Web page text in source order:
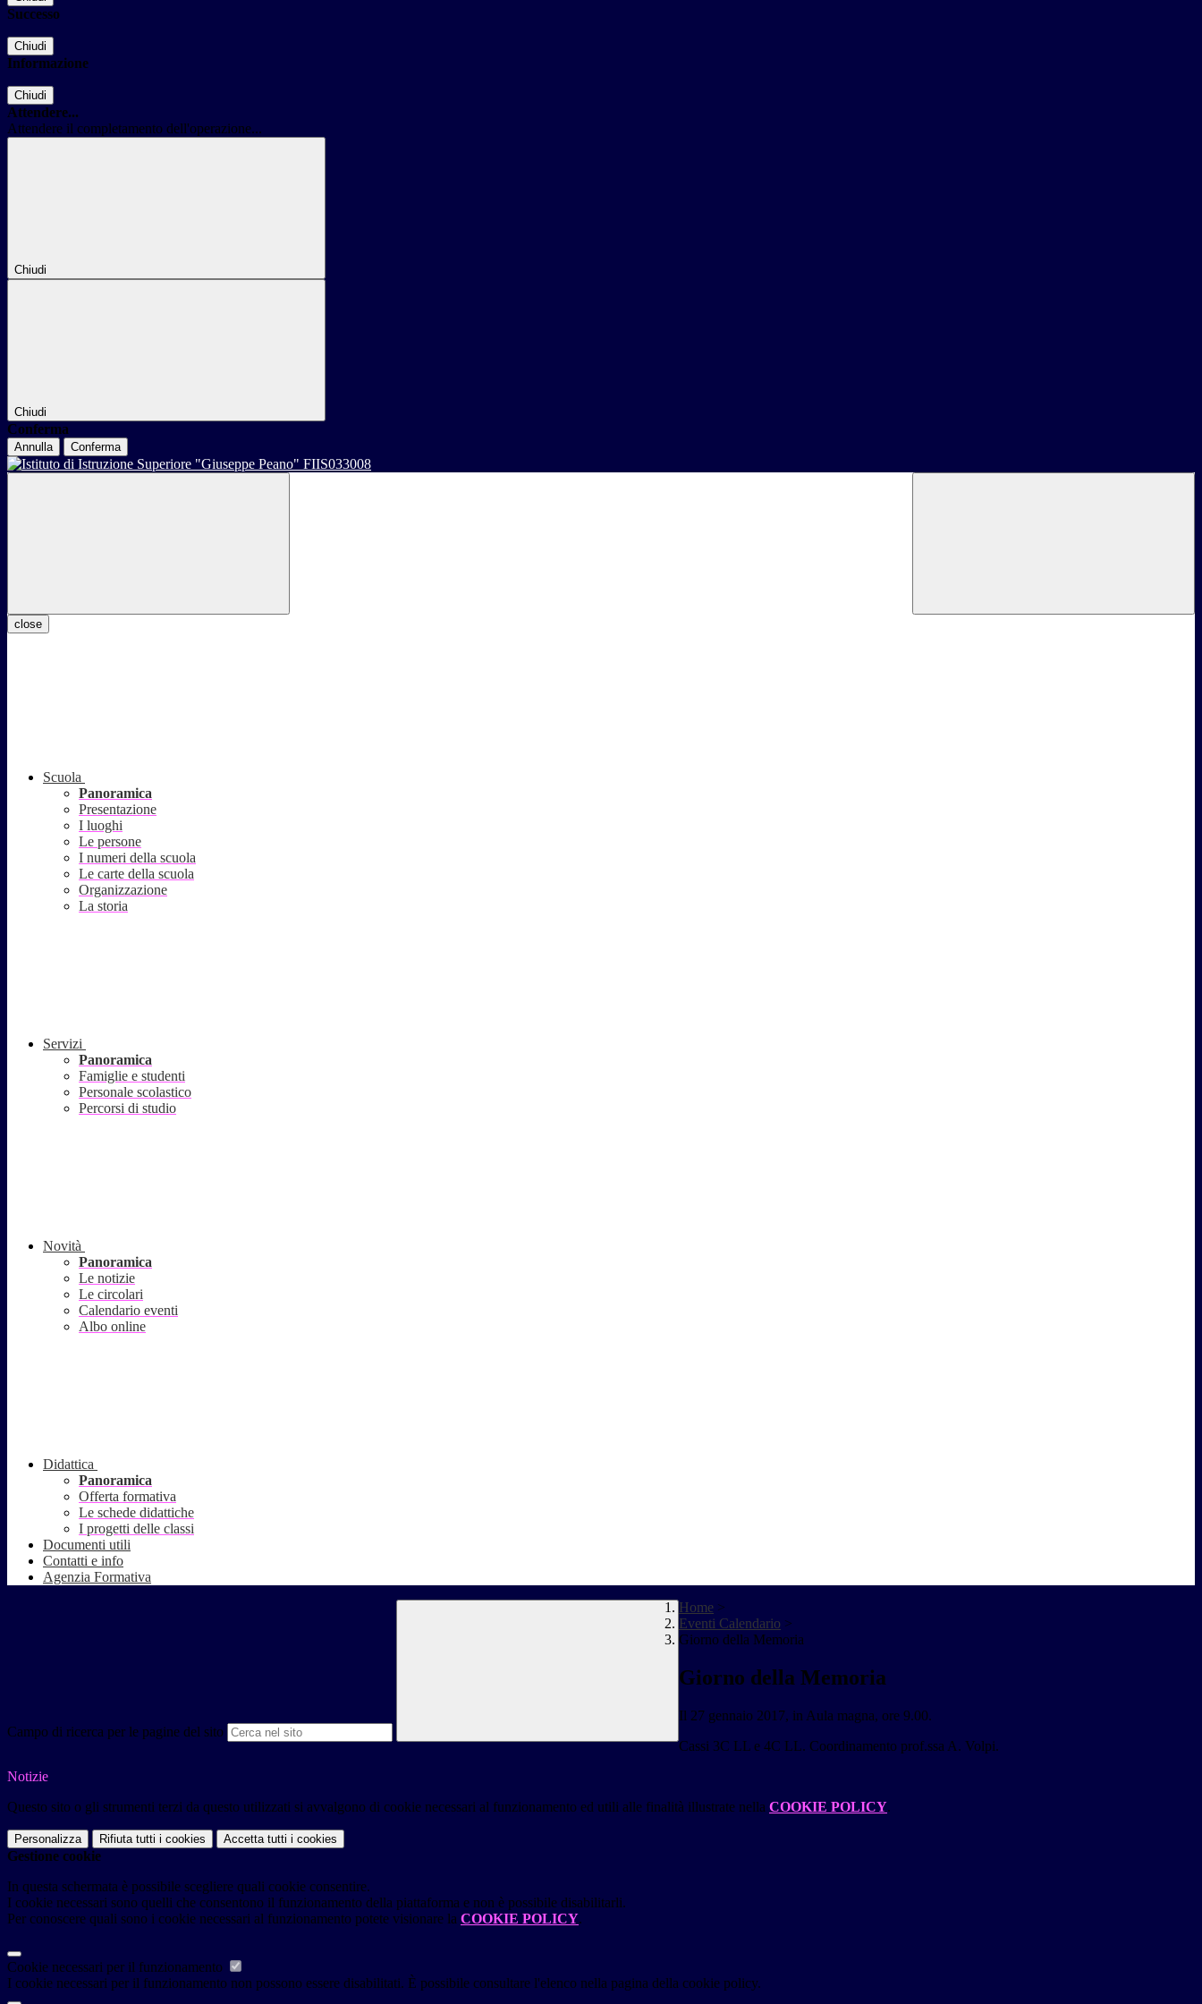
Successo
Chiudi
Informazione
Chiudi
Attendere...
Attendere il completamento dell'operazione...
Chiudi
Chiudi
Conferma
Annulla Conferma
close
Scuola
Panoramica
Presentazione
I luoghi
Le persone
I numeri della scuola
Le carte della scuola
Organizzazione
La storia
Servizi
Panoramica
Famiglie e studenti
Personale scolastico
Percorsi di studio
Novità
Panoramica
Le notizie
Le circolari
Calendario eventi
Albo online
Didattica
Panoramica
Offerta formativa
Le schede didattiche
I progetti delle classi
Documenti utili
Contatti e info
Agenzia Formativa
Campo di ricerca per le pagine del sito
Home >
Eventi Calendario >
Giorno della Memoria
Giorno della Memoria
Il 27 gennaio 2017, in Aula magna, ore 9.00.
Cassi 3C LL e 4C LL. Coordinamento prof.ssa A. Volpi.
Notizie
Questo sito o gli strumenti terzi da questo utilizzati si avvalgono di cookie necessari al funzionamento ed utili alle finalità illustrate nella COOKIE POLICY.
Personalizza Rifiuta tutti i cookies Accetta tutti i cookies
Gestione cookie
In questa schermata è possibile scegliere quali cookie consentire.
I cookie necessari sono quelli che consentono il funzionamento della piattaforma e non è possibile disabilitarli.
Per conoscere quali sono i cookie necessari al funzionamento potete visionare la COOKIE POLICY.
Cookie necessari per il funzionamento
I cookie necessari per il funzionamento non possono essere disabilitati. È possibile consultare l'elenco nella pagina della cookie policy.